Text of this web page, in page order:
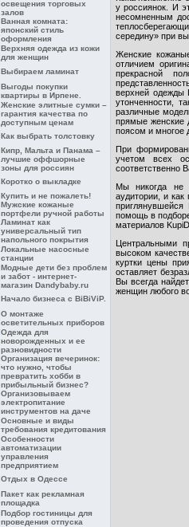
освещения торговых
залов
Ванная комната:
японский стиль
оформления
Верхняя одежда из кожи
для женщин
Выбираем ламинат
Выгоды покупки
квартиры в Ирпене.
Женские элитные сумки –
гарантия качества по
доступным ценам
Как выбрать толстовку
Кипр, Мальта и Панама –
лучшие оффшорные
зоны для россиян
Коротко о выкладке
Купить и не пожалеть!
Мужские кожаные
портфели ручной работы
Ламинат как
универсальный тип
напольного покрытия
Локальные насосные
станции
Модные дети без проблем
и забот - интернет-
магазин Dandybaby.ru
Начало бизнеса с BiBiViP.
О монтаже
осветительных приборов
Одежда для
новорожденных и ее
разновидности
Организация вечеринок:
что нужно, чтобы
превратить хобби в
прибыльный бизнес?
Организовываем
электропитание
инструментов на даче
Основные и виды
требования кредитования
Особенности
автоматизации
управления
предприятием
Отдых в Одессе
Пакет как рекламная
площадка
Подбор гостиницы для
проведения отпуска
у россиянок. И
несомненным
середину» при
Женские
отличием
прекрасной
верхней одежды
утонченности,
различные
прямые женские
поясом и многое
При
учетом всех
соответственно
Мы никогда не
аудитории, и
помощь в
материалов
Центральными
высоком
куртки цены
оставляет
Вы всегда
женщин любого